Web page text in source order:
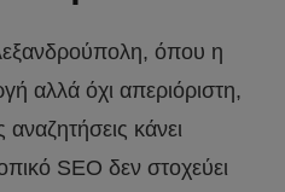
όπου η
αλλά όχι απεριόριστη,
κάνει
SEO δεν στοχεύει